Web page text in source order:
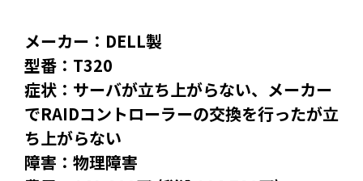
メーカー：DELL製
型番：T320
症状：サーバが立ち上がらない、メーカー
でRAIDコントローラーの交換を行ったが立
ち上がらない
障害：物理障害